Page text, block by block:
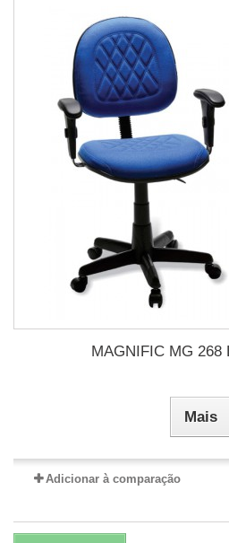
MAGNIFIC MG 268
Mais
Adicionar à comparação